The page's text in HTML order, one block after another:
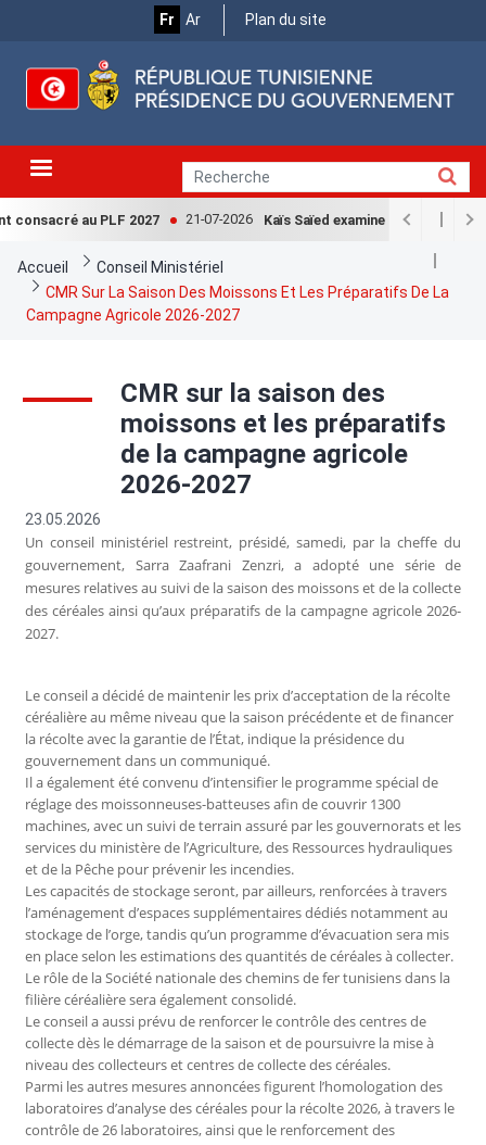
principal
Fr Ar
Menu
Plan du site
au PLF 2027 21-07-2026 Kaïs Saïed examine avec la Cheffe
Fil
d'Ariane
Accueil
Conseil Ministériel
CMR Sur La Saison Des Moissons Et Les Préparatifs De La
Campagne Agricole 2026-2027
CMR sur la saison des
moissons et les préparatifs
de la campagne agricole
2026-2027
23.05.2026
Un conseil ministériel restreint, présidé, samedi, par la cheffe du
gouvernement, Sarra Zaafrani Zenzri, a adopté une série de
mesures relatives au suivi de la saison des moissons et de la collecte
des céréales ainsi qu’aux préparatifs de la campagne agricole 2026-
2027.
Le conseil a décidé de maintenir les prix d’acceptation de la récolte
céréalière au même niveau que la saison précédente et de financer
la récolte avec la garantie de l’État, indique la présidence du
gouvernement dans un communiqué.
Il a également été convenu d’intensifier le programme spécial de
réglage des moissonneuses-batteuses afin de couvrir 1300
machines, avec un suivi de terrain assuré par les gouvernorats et les
services du ministère de l’Agriculture, des Ressources hydrauliques
et de la Pêche pour prévenir les incendies.
Les capacités de stockage seront, par ailleurs, renforcées à travers
l’aménagement d’espaces supplémentaires dédiés notamment au
stockage de l’orge, tandis qu’un programme d’évacuation sera mis
en place selon les estimations des quantités de céréales à collecter.
Le rôle de la Société nationale des chemins de fer tunisiens dans la
filière céréalière sera également consolidé.
Le conseil a aussi prévu de renforcer le contrôle des centres de
collecte dès le démarrage de la saison et de poursuivre la mise à
niveau des collecteurs et centres de collecte des céréales.
Parmi les autres mesures annoncées figurent l’homologation des
laboratoires d’analyse des céréales pour la récolte 2026, à travers le
contrôle de 26 laboratoires, ainsi que le renforcement des